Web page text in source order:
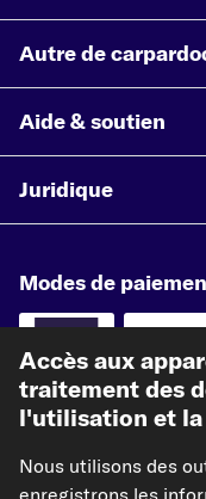
Autre de
Aide & soutien
Juridique
Modes de
Paiement à l'avance
Nos partenaires
Accès aux
traitement des
l'utilisation et
Nous utilisons des
enregistrons les